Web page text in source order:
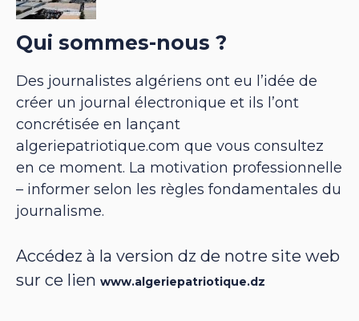
Qui sommes-nous ?
Des journalistes algériens ont eu l’idée de
créer un journal électronique et ils l’ont
concrétisée en lançant
algeriepatriotique.com que vous consultez
en ce moment. La motivation professionnelle
– informer selon les règles fondamentales du
journalisme.
Accédez à la version dz de notre site web
sur ce lien www.algeriepatriotique.dz